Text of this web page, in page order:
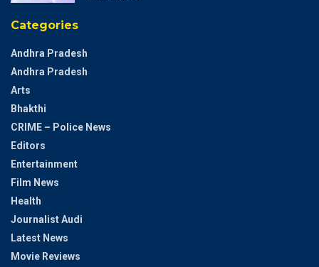
Categories
Andhra Pradesh
Andhra Pradesh
Arts
Bhakthi
CRIME – Police News
Editors
Entertainment
Film News
Health
Journalist Audi
Latest News
Movie Reviews